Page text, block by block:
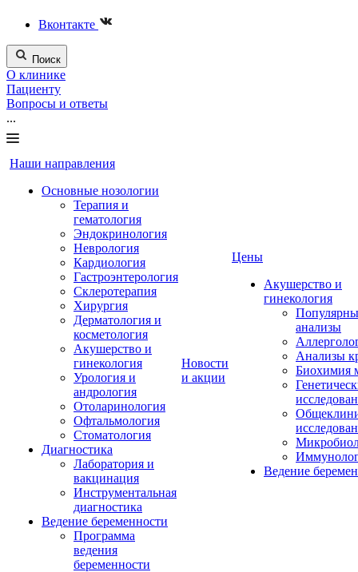
Вконтакте
Поиск
О клинике
Пациенту
Вопросы и ответы
...
Наши направления
Основные нозологии
Терапия и
гематология
Эндокринология
Неврология
Кардиология
Гастроэнтерология
Склеротерапия
Хирургия
Дерматология и
косметология
Акушерство и
гинекология
Урология и
андрология
Отоларинология
Офтальмология
Стоматология
Диагностика
Лаборатория и
вакцинация
Инструментальная
диагностика
Ведение беременности
Программа
ведения
беременности
Новости
и акции
Цены
Акушерство и
гинекология
анализы
Анализы
Биохимия
Ведение